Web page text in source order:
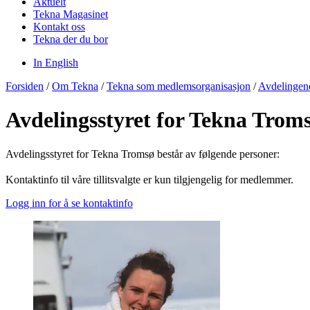
Tekna Magasinet
Kontakt oss
Tekna der du bor
In English
Forsiden / Om Tekna / Tekna som medlemsorganisasjon /
Avdelingsstyret for Tekna
Avdelingsstyret for Tekna Tromsø består av følgende personer:
Kontaktinfo til våre tillitsvalgte er kun tilgjengelig for medlemmer.
Logg inn for å se kontaktinfo